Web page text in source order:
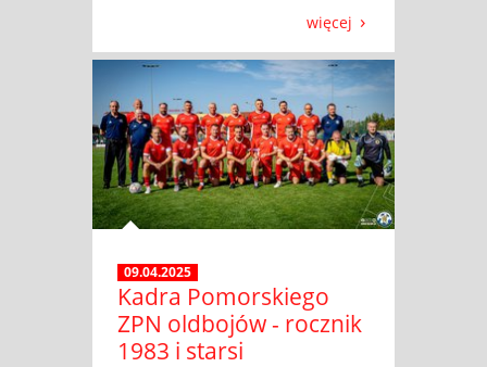
więcej
09.04.2025
Kadra Pomorskiego
ZPN oldbojów - rocznik
1983 i starsi